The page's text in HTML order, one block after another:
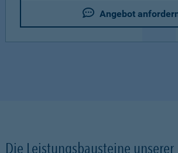
Angebot
Die Leistungsbausteine unserer